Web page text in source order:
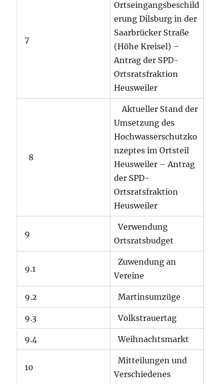
7
Ortseingangsbeschild
erung Dilsburg in der
Saarbrücker Straße
(Höhe Kreisel) –
Antrag der SPD-
Ortsratsfraktion
Heusweiler
8
Aktueller Stand der
Umsetzung des
Hochwasserschutzko
nzeptes im Ortsteil
Heusweiler – Antrag
der SPD-
Ortsratsfraktion
Heusweiler
9
Verwendung
Ortsratsbudget
9.1
Zuwendung an
Vereine
9.2 Martinsumzüge
9.3 Volkstrauertag
9.4 Weihnachtsmarkt
10
Mitteilungen und
Verschiedenes